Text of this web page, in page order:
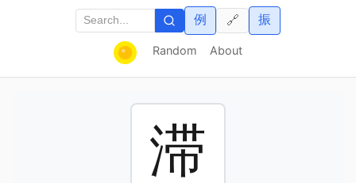
Random About
例 振
🔗
滞